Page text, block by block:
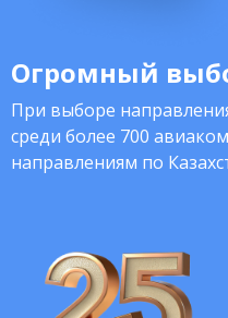
Огромный
При выборе
среди более 700
направлениям по